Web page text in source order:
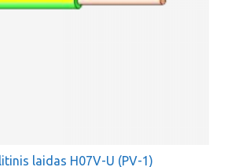
laidas H07V-U (PV-1)